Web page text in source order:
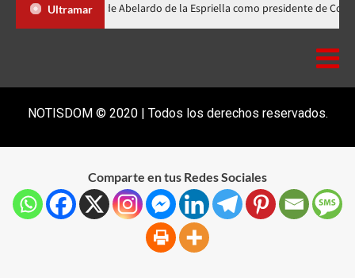
Ultramar
Abinader participa en la investidura de Abelardo de la Espriella como
NOTISDOM © 2020 | Todos los derechos reservados.
Comparte en tus Redes Sociales